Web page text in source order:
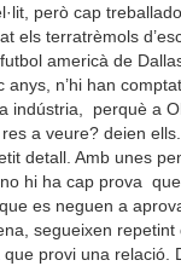
però cap
els terratrèmols
americà de
anys, n’hi han
indústria, perquè a
a veure? deien
detall. Amb unes
hi ha cap prova
es neguen a
segueixen repetint
provi una relació.